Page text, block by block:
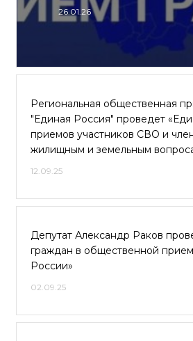
26.01.26
Региональная общественная
"Единая Россия" проведет
приемов участников СВО и
жилищным и земельным
12.09.25
Депутат Александр Раков
граждан в общественной
России»
02.09.25